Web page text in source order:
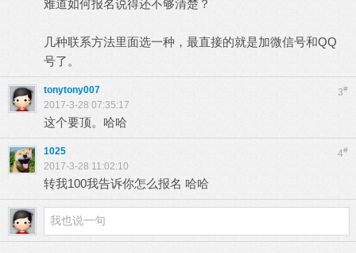
难道如何报名说得还不够清楚？
几种联系方法里面选一种，最直接的就是加微信号和QQ
号了。
3#
tonytony007
2017-3-28 07:35:17
这个要顶。哈哈
4#
1025
2017-3-28 11:02:10
转我100我告诉你怎么报名 哈哈